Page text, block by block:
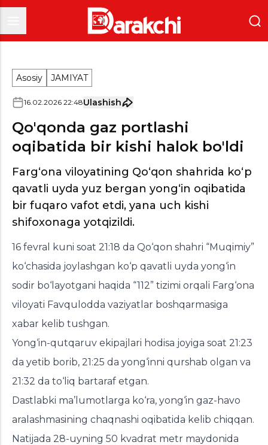
Asosiy JAMIYAT
16.02.2026 22:48Ulashish
Qo'qonda gaz portlashi
oqibatida bir kishi halok bo'ldi
Farg‘ona viloyatining Qo‘qon shahrida ko‘p
qavatli uyda yuz bergan yong‘in oqibatida
bir fuqaro vafot etdi, yana uch kishi
shifoxonaga yotqizildi.
16 fevral kuni soat 21:18 da Qo‘qon shahri “Muqimiy”
ko‘chasida joylashgan ko‘p qavatli uyda yong‘in
sodir bo‘layotgani haqida “112” tizimi orqali Farg‘ona
viloyati Favqulodda vaziyatlar boshqarmasiga
xabar kelib tushgan.
Yong‘in-qutqaruv ekipajlari hodisa joyiga soat 21:23
da yetib borib, 21:25 da yong‘inni qurshab olgan va
21:32 da to‘liq bartaraf etgan.
Dastlabki ma’lumotlarga ko‘ra, yong‘in gaz-havo
aralashmasining chaqnashi oqibatida kelib chiqqan.
Natijada 28-uyning 50 kvadrat metr maydonida